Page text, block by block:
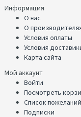
Информация
О нас
О
Условия оплаты
Условия
Карта сайта
Мой аккаунт
Войти
Посмотреть
Список пожеланий
Подписки